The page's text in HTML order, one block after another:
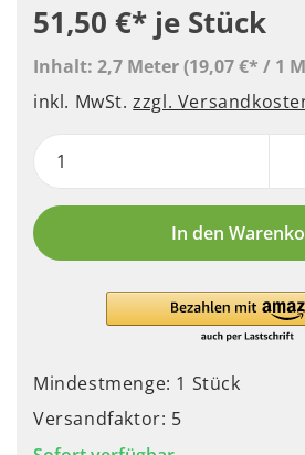
51,50 €* je Stück
Inhalt: 2,7 Meter(19,07 €* / 1
inkl. MwSt.zzgl.
In den
Mindestmenge: 1 Stück
Versandfaktor: 5